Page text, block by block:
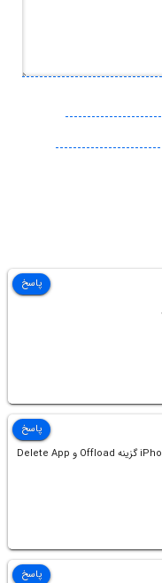
پاسخ
چرا تو قسمت iPhone Storage گزینه Offload و Delete App
پاسخ
پاسخ